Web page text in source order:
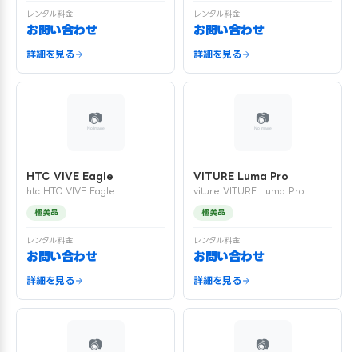
レンタル料金
お問い合わせ
詳細を見る
レンタル料金
お問い合わせ
詳細を見る
HTC VIVE Eagle
htc HTC VIVE Eagle
極美品
レンタル料金
お問い合わせ
詳細を見る
VITURE Luma Pro
viture VITURE Luma Pro
極美品
レンタル料金
お問い合わせ
詳細を見る